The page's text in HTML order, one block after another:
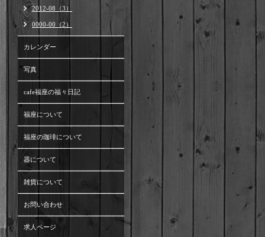
2012-08（3）
0000-00（2）
カレンダー
写真
cafe福座の福々日記
福座について
福座の珈琲について
器について
雑貨について
お問い合わせ
求人ページ